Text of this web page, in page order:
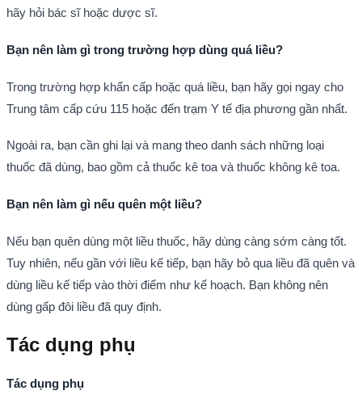
hãy hỏi bác sĩ hoặc dược sĩ.
Bạn nên làm gì trong trường hợp dùng quá liều?
Trong trường hợp khẩn cấp hoặc quá liều, bạn hãy gọi ngay cho
Trung tâm cấp cứu 115 hoặc đến trạm Y tế địa phương gần nhất.
Ngoài ra, bạn cần ghi lại và mang theo danh sách những loại
thuốc đã dùng, bao gồm cả thuốc kê toa và thuốc không kê toa.
Bạn nên làm gì nếu quên một liều?
Nếu bạn quên dùng một liều thuốc, hãy dùng càng sớm càng tốt.
Tuy nhiên, nếu gần với liều kế tiếp, bạn hãy bỏ qua liều đã quên và
dùng liều kế tiếp vào thời điểm như kế hoạch. Bạn không nên
dùng gấp đôi liều đã quy định.
Tác dụng phụ
Tác dụng phụ